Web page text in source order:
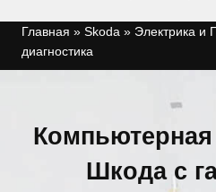
Главная » Skoda » Электрика и
диагностика
Компьютерная
Шкода с